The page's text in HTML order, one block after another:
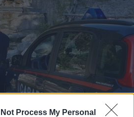
Not Process My Personal